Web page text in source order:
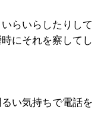
らいらしたりして
にそれを察してし
い気持ちで電話を